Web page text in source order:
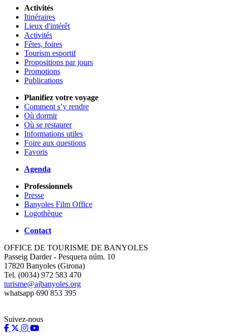
Activités
Itinéraires
Lieux d'intérêt
Activités
Fêtes, foires
Tourism esportif
Propositions par jours
Promotions
Publications
Planifiez votre voyage
Comment s’y rendre
Où dormir
Où se restaurer
Informations utiles
Foire aux questions
Favoris
Agenda
Professionnels
Presse
Banyoles Film Office
Logothèque
Contact
OFFICE DE TOURISME DE BANYOLES
Passeig Darder - Pesquera núm. 10
17820 Banyoles (Girona)
Tel. (0034) 972 583 470
turisme@ajbanyoles.org
whatsapp 690 853 395
Suivez-nous